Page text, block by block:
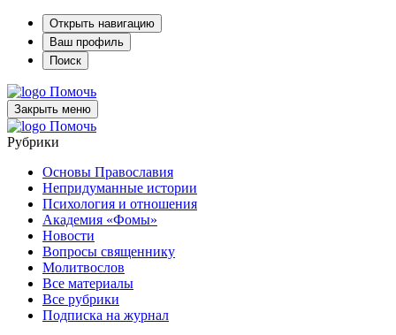
Открыть навигацию
Ваш профиль
Поиск
Помочь
Закрыть меню
Помочь
Рубрики
Основы Православия
Непридуманные истории
Психология и отношения
Академия «Фомы»
Новости
Вопросы священнику
Молитвослов
Все материалы
Все рубрики
Подписка на журнал